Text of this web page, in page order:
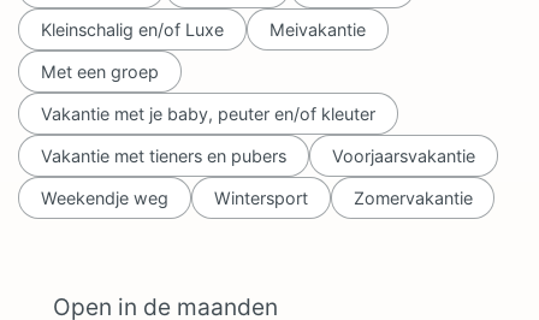
Open in de maanden
Kleinschalig en/of Luxe Meivakantie
Met een groep
Vakantie met je baby, peuter en/of kleuter
Vakantie met tieners en pubers Voorjaarsvakantie
Weekendje weg Wintersport Zomervakantie